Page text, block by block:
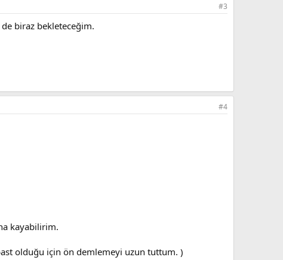
#3
de biraz bekleteceğim.
#4
kayabilirim.
olduğu için ön demlemeyi uzun tuttum. )